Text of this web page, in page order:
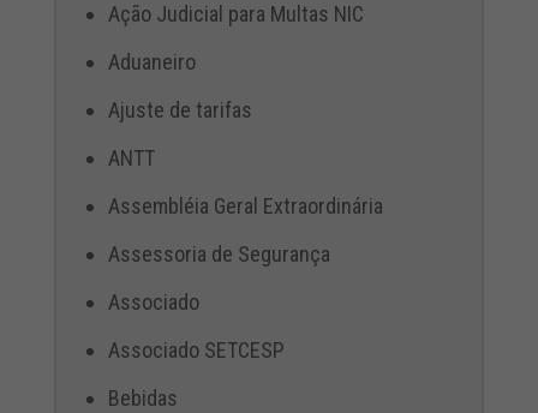
Ação Judicial para Multas NIC
Aduaneiro
Ajuste de tarifas
ANTT
Assembléia Geral Extraordinária
Assessoria de Segurança
Associado
Associado SETCESP
Bebidas